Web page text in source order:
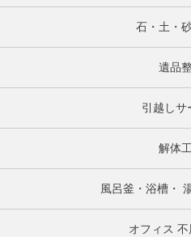
石・土・
遺品
引越しサ
解体
風呂釜・浴槽・
オフィス